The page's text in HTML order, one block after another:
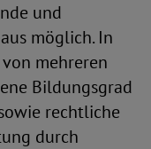
und
möglich. In
mehreren
Bildungsgrad
rechtliche
durch